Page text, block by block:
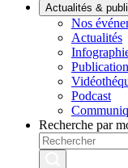
Actualités &
Nos
Actualités
Podcast
Recherche par